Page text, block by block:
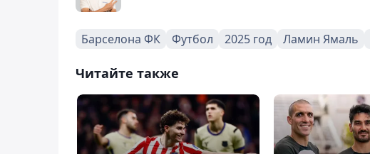
Барселона ФК Футбол 2025 год Ламин Ямаль
Читайте также